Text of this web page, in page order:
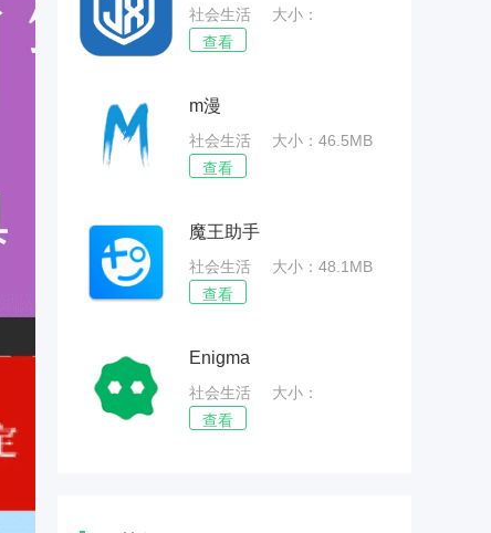
社会生活
大小：
52.63MB
查看
m漫
社会生活
大小：46.5MB
查看
魔王助手
社会生活
大小：48.1MB
查看
Enigma
社会生活
大小：
55.31MB
查看